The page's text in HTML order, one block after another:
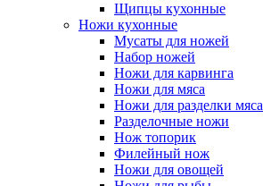
Щипцы кухонные
Ножи кухонные
Мусаты для ножей
Набор ножей
Ножи для карвинга
Ножи для мяса
Ножи для разделки мяса
Разделочные ножи
Нож топорик
Филейный нож
Ножи для овощей